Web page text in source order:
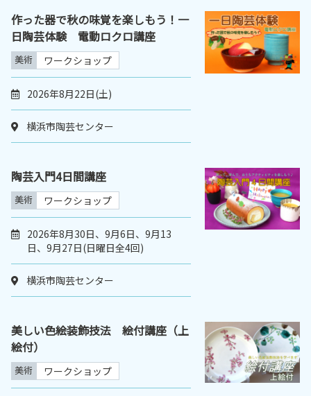
作った器で秋の味覚を楽しもう！一
日陶芸体験 電動ロクロ講座
美術 ワークショップ
2026年8月22日(土)
横浜市陶芸センター
陶芸入門4日間講座
美術 ワークショップ
2026年8月30日、9月6日、9月13
日、9月27日(日曜日全4回)
横浜市陶芸センター
美しい色絵装飾技法 絵付講座（上
絵付）
美術 ワークショップ